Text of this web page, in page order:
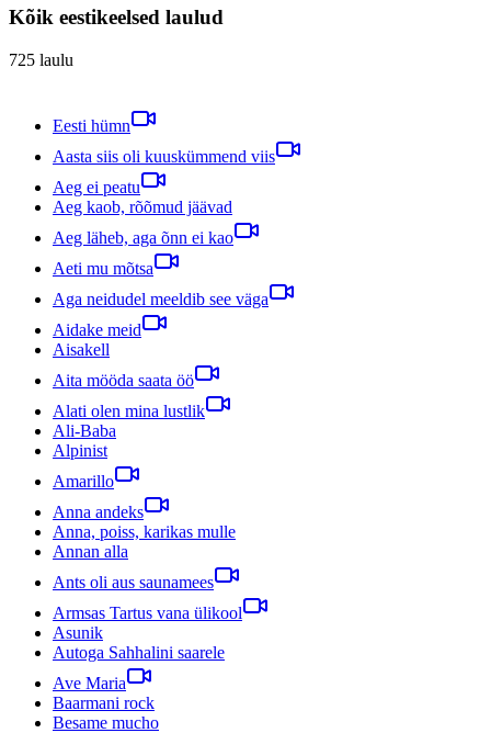
Kõik eestikeelsed laulud
725 laulu
Eesti hümn
Aasta siis oli kuuskümmend viis
Aeg ei peatu
Aeg kaob, rõõmud jäävad
Aeg läheb, aga õnn ei kao
Aeti mu mõtsa
Aga neidudel meeldib see väga
Aidake meid
Aisakell
Aita mööda saata öö
Alati olen mina lustlik
Ali-Baba
Alpinist
Amarillo
Anna andeks
Anna, poiss, karikas mulle
Annan alla
Ants oli aus saunamees
Armsas Tartus vana ülikool
Asunik
Autoga Sahhalini saarele
Ave Maria
Baarmani rock
Besame mucho